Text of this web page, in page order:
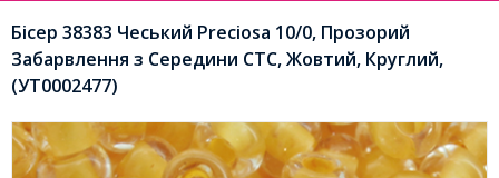
Бісер 38383 Чеський Preciosa 10/0, Прозорий
Забарвлення з Середини CTC, Жовтий, Круглий,
(УТ0002477)